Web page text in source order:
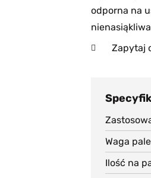
odporna na
Zapytaj
Waga
Ilość na